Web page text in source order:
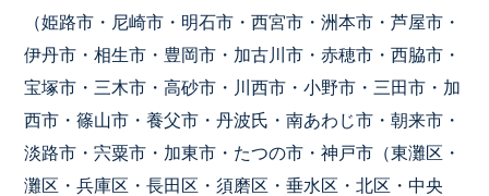
（姫路市・尼崎市・明石市・西宮市・洲本市・芦屋市・
伊丹市・相生市・豊岡市・加古川市・赤穂市・西脇市・
宝塚市・三木市・高砂市・川西市・小野市・三田市・加
西市・篠山市・養父市・丹波氏・南あわじ市・朝来市・
淡路市・宍粟市・加東市・たつの市・神戸市（東灘区・
灘区・兵庫区・長田区・須磨区・垂水区・北区・中央